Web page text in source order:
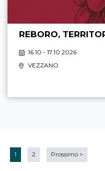
REBORO,
16.10 - 17.10.2026
VEZZANO
1 2 Prossimo >